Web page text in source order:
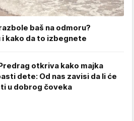
baš na odmoru?
kako da to izbegnete
otkriva kako majka
dete: Od nas zavisi da li će
u dobrog čoveka